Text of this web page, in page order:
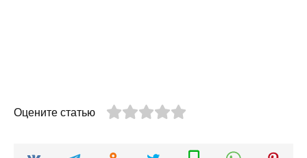
Оцените статью